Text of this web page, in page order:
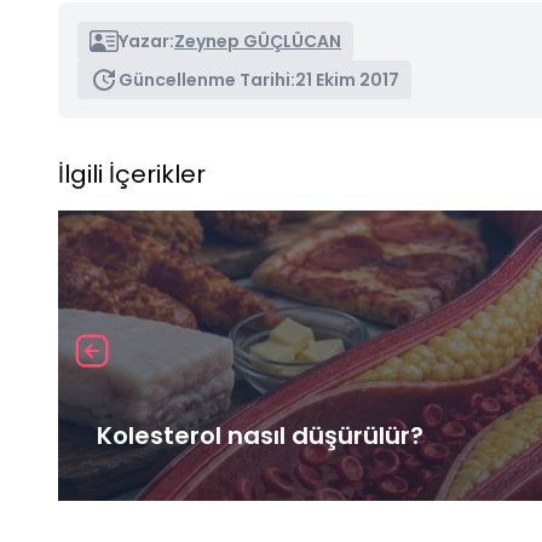
Yazar:Zeynep GÜÇLÜCAN
Güncellenme Tarihi:21 Ekim 2017
İlgili İçerikler
Kolesterol nasıl düşürülür?